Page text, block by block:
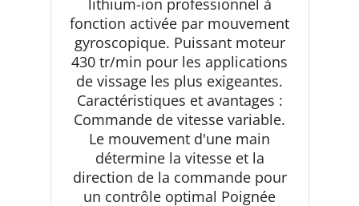
lithium-ion professionnel à
fonction activée par mouvement
gyroscopique. Puissant moteur
430 tr/min pour les applications
de vissage les plus exigeantes.
Caractéristiques et avantages :
Commande de vitesse variable.
Le mouvement d'une main
détermine la vitesse et la
direction de la commande pour
un contrôle optimal Poignée